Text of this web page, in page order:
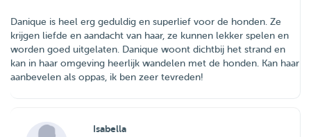
Danique is heel erg geduldig en superlief voor de honden. Ze
krijgen liefde en aandacht van haar, ze kunnen lekker spelen en
worden goed uitgelaten. Danique woont dichtbij het strand en
kan in haar omgeving heerlijk wandelen met de honden. Kan haar
aanbevelen als oppas, ik ben zeer tevreden!
Isabella